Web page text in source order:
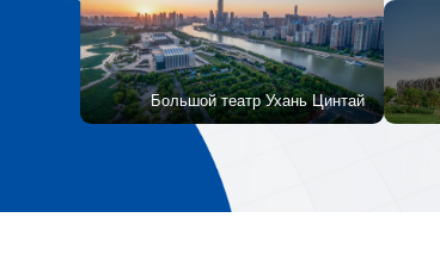
Большой театр Ухань Цинтай